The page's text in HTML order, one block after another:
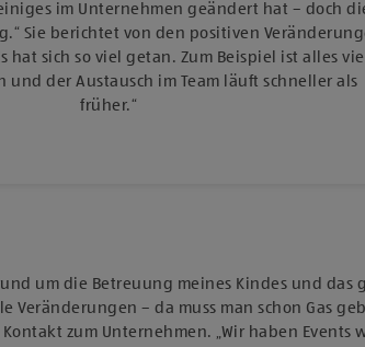
im Unternehmen geändert hat – doch
Sie berichtet von den positiven
hat sich so viel getan. Zum Beispiel ist alles viel
der Austausch im Team läuft schneller als
früher.“
um die Betreuung meines Kindes und das
Veränderungen – da muss man schon Gas
zum Unternehmen. „Wir haben Events